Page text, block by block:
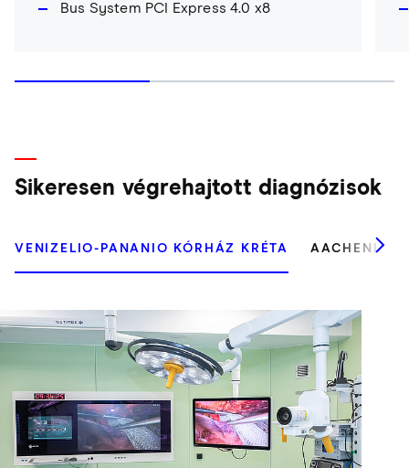
Bus System PCI Express 4.0 x8
Sikeresen végrehajtott diagnózisok
VENIZELIO-PANANIO KÓRHÁZ KRÉTA AACHENI